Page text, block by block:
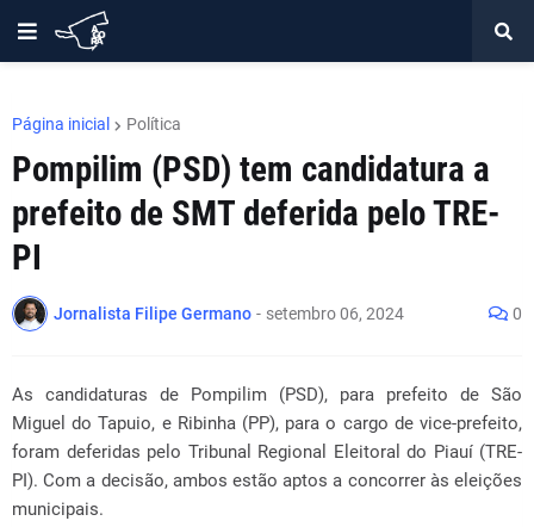
Página inicial Política
Pompilim (PSD) tem candidatura a
prefeito de SMT deferida pelo TRE-
PI
Jornalista Filipe Germano - setembro 06, 2024 0
As candidaturas de Pompilim (PSD), para prefeito de São
Miguel do Tapuio, e Ribinha (PP), para o cargo de vice-prefeito,
foram deferidas pelo Tribunal Regional Eleitoral do Piauí (TRE-
PI). Com a decisão, ambos estão aptos a concorrer às eleições
municipais.